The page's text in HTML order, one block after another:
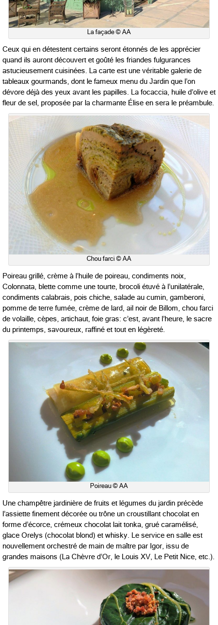
La façade © AA
Ceux qui en détestent certains seront étonnés de les apprécier
quand ils auront découvert et goûté les friandes fulgurances
astucieusement cuisinées. La carte est une véritable galerie de
tableaux gourmands, dont le fameux menu du Jardin que l’on
dévore déjà des yeux avant les papilles. La focaccia, huile d’olive et
fleur de sel, proposée par la charmante Élise en sera le préambule.
Chou farci © AA
Poireau grillé, crème à l’huile de poireau, condiments noix,
Colonnata, blette comme une tourte, brocoli étuvé à l’unilatérale,
condiments calabrais, pois chiche, salade au cumin, gamberoni,
pomme de terre fumée, crème de lard, ail noir de Billom, chou farci
de volaille, cèpes, artichaut, foie gras: c’est, avant l’heure, le sacre
du printemps, savoureux, raffiné et tout en légèreté.
Poireau © AA
Une champêtre jardinière de fruits et légumes du jardin précède
l’assiette finement décorée ou trône un croustillant chocolat en
forme d’écorce, crémeux chocolat lait tonka, grué caramélisé,
glace Orelys (chocolat blond) et whisky. Le service en salle est
nouvellement orchestré de main de maître par Igor, issu de
grandes maisons (La Chèvre d’Or, le Louis XV, Le Petit Nice, etc.).